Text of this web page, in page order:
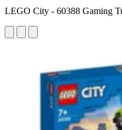
LEGO City - 60388 Gaming